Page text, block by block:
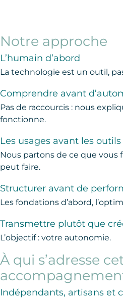
Notre approche
L’humain d’abord
La technologie est un outil,
Comprendre avant
Pas de raccourcis : nous
fonctionne.
Les usages avant les outils
Nous partons de ce que vous
peut faire.
Structurer avant de
Les fondations d’abord,
Transmettre plutôt que
L’objectif : votre autonomie.
À qui s’adresse
Indépendants, artisans et